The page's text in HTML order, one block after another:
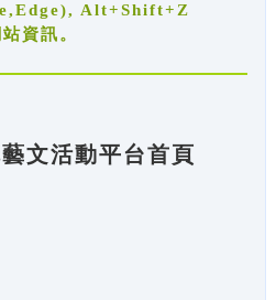
Alt+Shift+Z
資訊。
文活動平台首頁